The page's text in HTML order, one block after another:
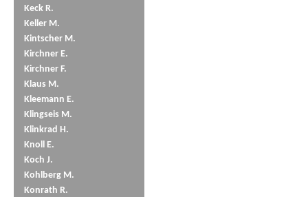
Keck R.
Keller M.
Kintscher M.
Kirchner E.
Kirchner F.
Klaus M.
Kleemann E.
Klingseis M.
Klinkrad H.
Knoll E.
Koch J.
Kohlberg M.
Konrath R.